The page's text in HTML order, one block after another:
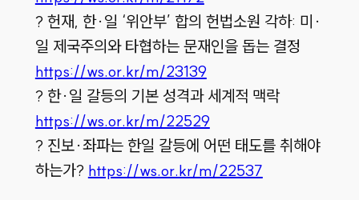
? 헌재, 한·일 ‘위안부’ 합의 헌법소원 각하: 미·
일 제국주의와 타협하는 문재인을 돕는 결정
https://ws.or.kr/m/23139
? 한·일 갈등의 기본 성격과 세계적 맥락
https://ws.or.kr/m/22529
? 진보·좌파는 한일 갈등에 어떤 태도를 취해야
하는가? https://ws.or.kr/m/22537